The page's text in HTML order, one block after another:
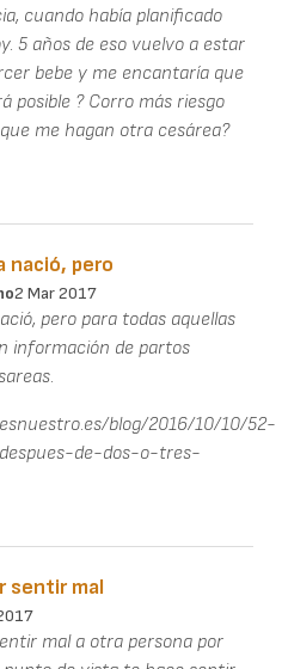
cuando había planificado
5 años de eso vuelvo a estar
bebe y me encantaría que
posible ? Corro más riesgo
me hagan otra cesárea?
nació, pero
2 Mar 2017
pero para todas aquellas
información de partos
blog/2016/10/10/52-
de-dos-o-tres-
sentir mal
mal a otra persona por